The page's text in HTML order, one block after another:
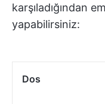
karşıladığından
yapabilirsiniz:
Dos